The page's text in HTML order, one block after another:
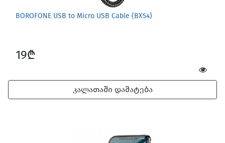
Car Gadgets
BOROFONE USB to Micro USB Cable (BX54)
19₾
კალათაში დამატება